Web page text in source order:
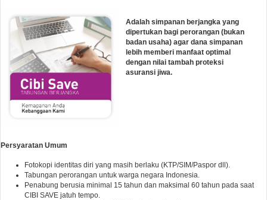
Adalah simpanan berjangka yang
dipertukan bagi perorangan (bukan
badan usaha) agar dana simpanan
lebih memberi manfaat optimal
dengan nilai tambah proteksi
asuransi jiwa.
Persyaratan Umum
Fotokopi identitas diri yang masih berlaku (KTP/SIM/Paspor dll).
Tabungan perorangan untuk warga negara Indonesia.
Penabung berusia minimal 15 tahun dan maksimal 60 tahun pada saat
CIBI SAVE jatuh tempo.